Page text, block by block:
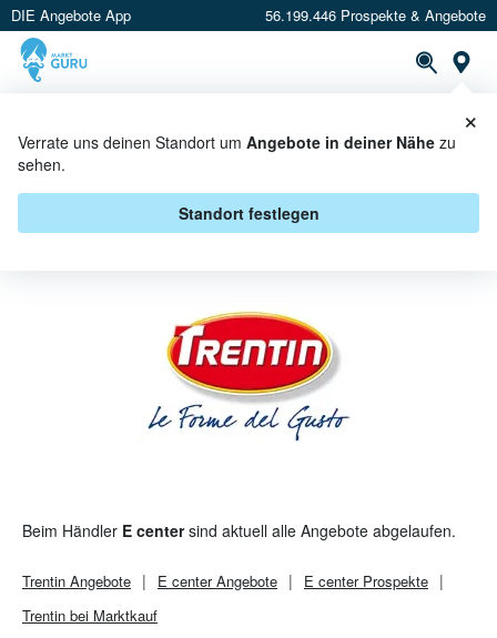
DIE Angebote App 56.199.446 Prospekte & Angebote
Verrate uns deinen Standort um Angebote in deiner Nähe zu
sehen.
Standort festlegen
×
TRENTIN BEI E CENTER -
ANGEBOTE & AKTIONEN
Beim Händler E centersind aktuell alle Angebote abgelaufen.
Trentin Angebote E centerAngebote E centerProspekte
Trentin bei Marktkauf